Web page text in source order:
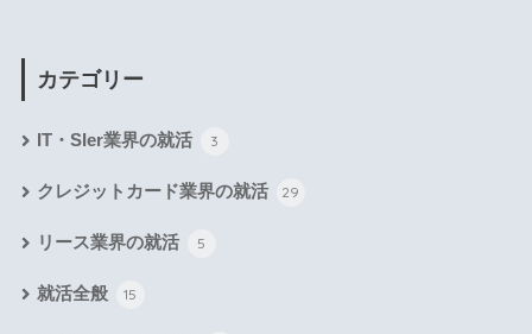
カテゴリー
IT・SIer業界の就活 3
クレジットカード業界の就活 29
リース業界の就活 5
就活全般 15